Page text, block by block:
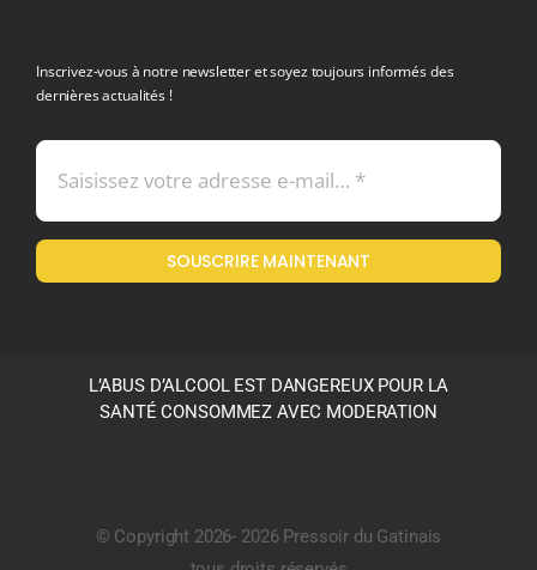
Mentions légales
Politique en matière de remboursements et de retours
Inscrivez-vous à notre newsletter et soyez toujours informés des
dernières actualités !
SOUSCRIRE MAINTENANT
L’ABUS D’ALCOOL EST DANGEREUX POUR LA
SANTÉ CONSOMMEZ AVEC MODERATION
© Copyright 2026- 2026 Pressoir du Gatinais